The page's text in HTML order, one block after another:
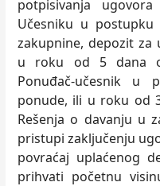
potpisivanja
Učesniku u
zakupnine, depozit za
u roku od 5 dana
Ponuđač-učesnik u
ponude, ili u roku od
Rešenja o davanju u
pristupi zaklјučenju
povraćaj uplaćenog
prihvati početnu